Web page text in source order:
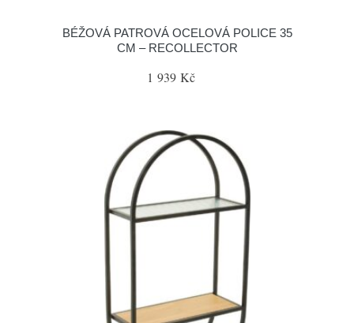
BÉŽOVÁ PATROVÁ OCELOVÁ POLICE 35
CM – RECOLLECTOR
1 939 Kč